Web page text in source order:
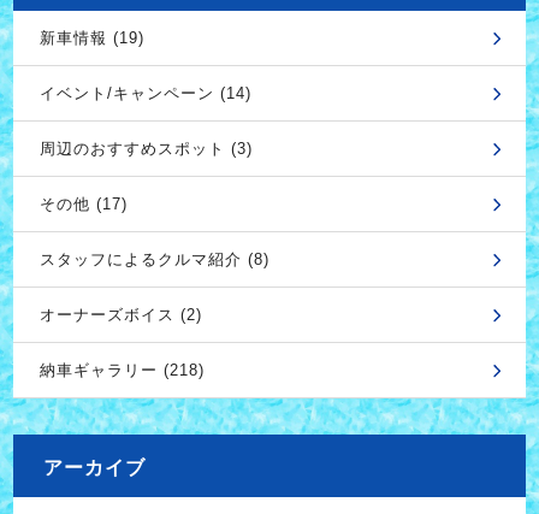
新車情報 (19)
イベント/キャンペーン (14)
周辺のおすすめスポット (3)
その他 (17)
スタッフによるクルマ紹介 (8)
オーナーズボイス (2)
納車ギャラリー (218)
アーカイブ